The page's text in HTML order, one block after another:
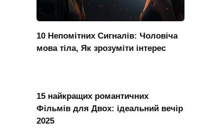
10 Непомітних Сигналів: Чоловіча
мова тіла, Як зрозуміти інтерес
15 найкращих романтичних
Фільмів для Двох: ідеальний вечір
2025